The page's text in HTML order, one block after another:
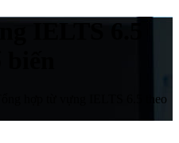
IELTS 6.5
Tổng hợp từ vựng IELTS 6.5 theo